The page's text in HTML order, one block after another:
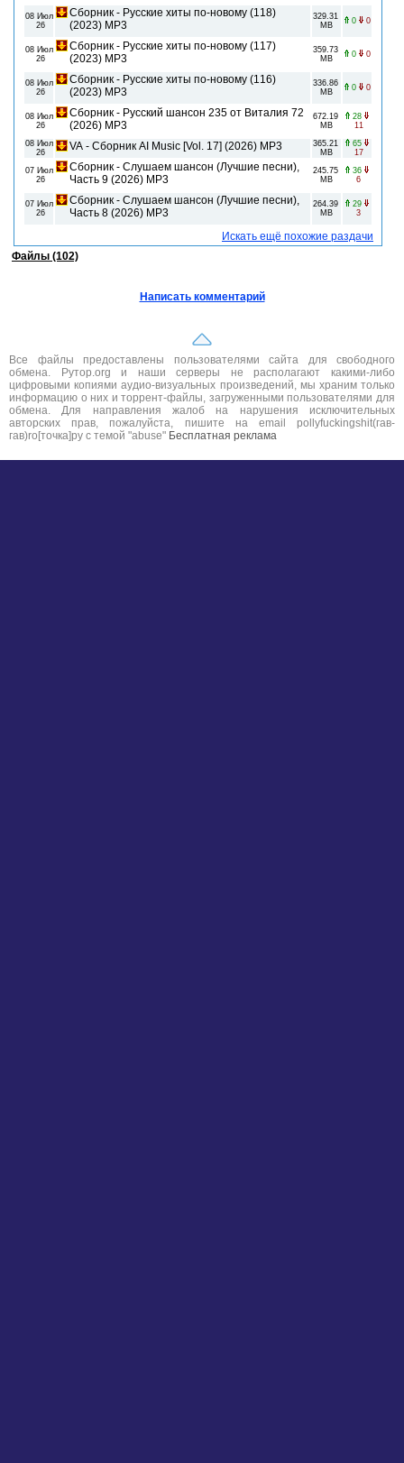
08 Июл
26
Сборник - Русские хиты по-новому (118)
(2023) MP3
329.31
MB
0 0
08 Июл
26
Сборник - Русские хиты по-новому (117)
(2023) MP3
359.73
MB
0 0
08 Июл
26
Сборник - Русские хиты по-новому (116)
(2023) MP3
336.86
MB
0 0
08 Июл
26
Сборник - Русский шансон 235 от Виталия 72
(2026) MP3
672.19
MB
28
11
08 Июл
26
VA - Сборник AI Music [Vol. 17] (2026) MP3
365.21
MB
65
17
07 Июл
26
Сборник - Слушаем шансон (Лучшие песни),
Часть 9 (2026) MP3
245.75
MB
36
6
07 Июл
26
Сборник - Слушаем шансон (Лучшие песни),
Часть 8 (2026) MP3
264.39
MB
29
3
Искать ещё похожие раздачи
Файлы (102)
Написать комментарий
Все файлы предоставлены пользователями сайта для свободного
обмена. Рутор.org и наши серверы не располагают какими-либо
цифровыми копиями аудио-визуальных произведений, мы храним только
информацию о них и торрент-файлы, загруженными пользователями для
обмена. Для направления жалоб на нарушения исключительных
авторских прав, пожалуйста, пишите на email pollyfuckingshit(гав-
гав)ro[точка]ру с темой "abuse" Бесплатная реклама